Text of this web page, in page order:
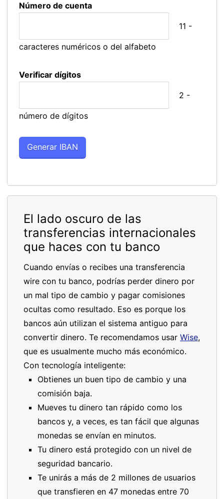
Número de cuenta
11 -
caracteres numéricos o del alfabeto
Verificar dígitos
2 -
número de dígitos
El lado oscuro de las
transferencias internacionales
que haces con tu banco
Cuando envías o recibes una transferencia
wire con tu banco, podrías perder dinero por
un mal tipo de cambio y pagar comisiones
ocultas como resultado. Eso es porque los
bancos aún utilizan el sistema antiguo para
convertir dinero. Te recomendamos usar Wise,
que es usualmente mucho más económico.
Con tecnología inteligente:
Obtienes un buen tipo de cambio y una
comisión baja.
Mueves tu dinero tan rápido como los
bancos y, a veces, es tan fácil que algunas
monedas se envían en minutos.
Tu dinero está protegido con un nivel de
seguridad bancario.
Te unirás a más de 2 millones de usuarios
que transfieren en 47 monedas entre 70